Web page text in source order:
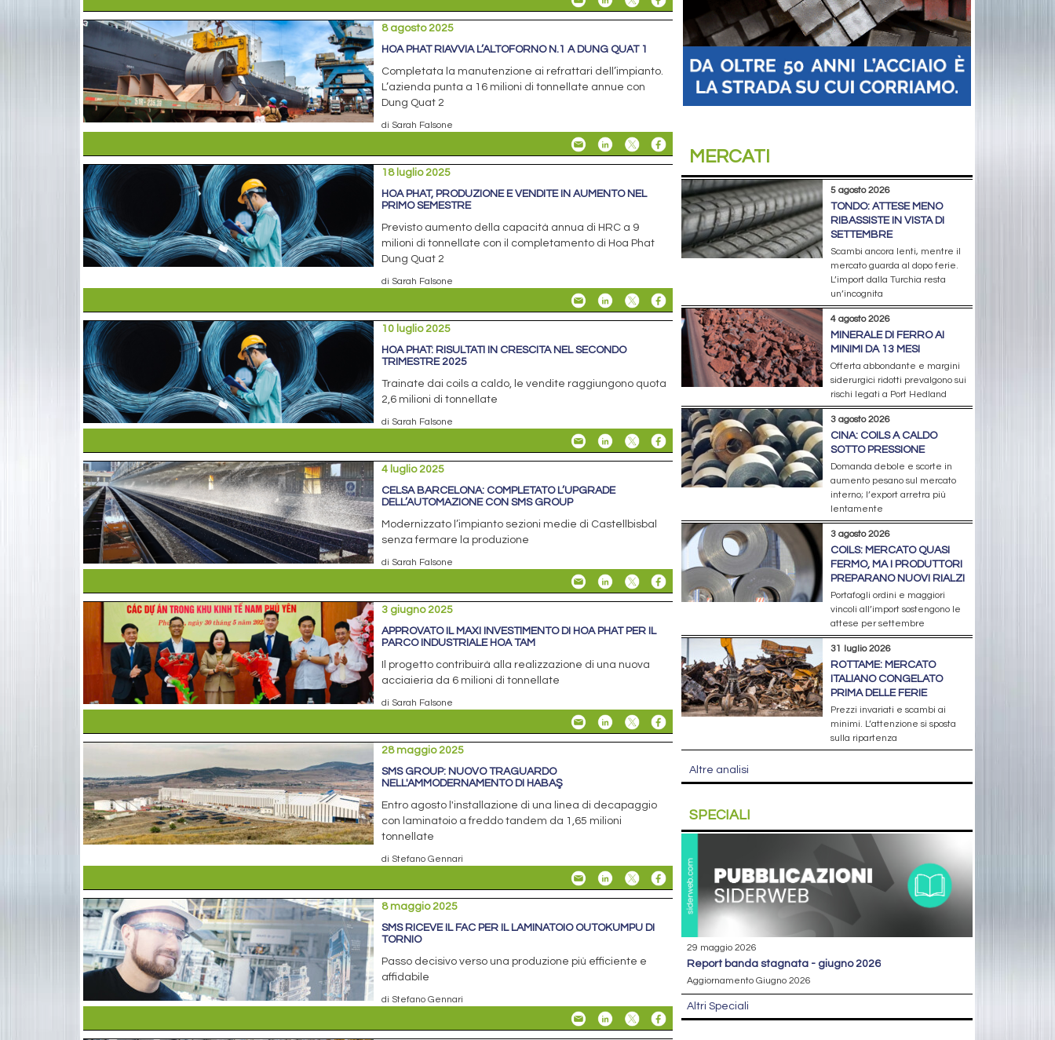
8 agosto 2025
HOA PHAT RIAVVIA L’ALTOFORNO N.1 A DUNG QUAT 1
Completata la manutenzione ai refrattari dell’impianto.
L’azienda punta a 16 milioni di tonnellate annue con
Dung Quat 2
di Sarah Falsone
18 luglio 2025
HOA PHAT, PRODUZIONE E VENDITE IN AUMENTO NEL
PRIMO SEMESTRE
Previsto aumento della capacità annua di HRC a 9
milioni di tonnellate con il completamento di Hoa Phat
Dung Quat 2
di Sarah Falsone
10 luglio 2025
HOA PHAT: RISULTATI IN CRESCITA NEL SECONDO
TRIMESTRE 2025
Trainate dai coils a caldo, le vendite raggiungono quota
2,6 milioni di tonnellate
di Sarah Falsone
4 luglio 2025
CELSA BARCELONA: COMPLETATO L’UPGRADE
DELL’AUTOMAZIONE CON SMS GROUP
Modernizzato l’impianto sezioni medie di Castellbisbal
senza fermare la produzione
di Sarah Falsone
3 giugno 2025
APPROVATO IL MAXI INVESTIMENTO DI HOA PHAT PER IL
PARCO INDUSTRIALE HOA TAM
Il progetto contribuirà alla realizzazione di una nuova
acciaieria da 6 milioni di tonnellate
di Sarah Falsone
28 maggio 2025
SMS GROUP: NUOVO TRAGUARDO
NELL'AMMODERNAMENTO DI HABAŞ
Entro agosto l'installazione di una linea di decapaggio
con laminatoio a freddo tandem da 1,65 milioni
tonnellate
di Stefano Gennari
8 maggio 2025
SMS RICEVE IL FAC PER IL LAMINATOIO OUTOKUMPU DI
TORNIO
Passo decisivo verso una produzione più efficiente e
affidabile
di Stefano Gennari
MERCATI
5 agosto 2026
TONDO: ATTESE MENO
RIBASSISTE IN VISTA DI
SETTEMBRE
Scambi ancora lenti, mentre il
mercato guarda al dopo ferie.
L’import dalla Turchia resta
un’incognita
4 agosto 2026
MINERALE DI FERRO AI
MINIMI DA 13 MESI
Offerta abbondante e margini
siderurgici ridotti prevalgono sui
rischi legati a Port Hedland
3 agosto 2026
CINA: COILS A CALDO
SOTTO PRESSIONE
Domanda debole e scorte in
aumento pesano sul mercato
interno; l’export arretra più
lentamente
3 agosto 2026
COILS: MERCATO QUASI
FERMO, MA I PRODUTTORI
PREPARANO NUOVI RIALZI
Portafogli ordini e maggiori
vincoli all’import sostengono le
attese per settembre
31 luglio 2026
ROTTAME: MERCATO
ITALIANO CONGELATO
PRIMA DELLE FERIE
Prezzi invariati e scambi ai
minimi. L’attenzione si sposta
sulla ripartenza
Altre analisi
SPECIALI
29 maggio 2026
report banda stagnata - giugno 2026
Aggiornamento Giugno 2026
Altri Speciali